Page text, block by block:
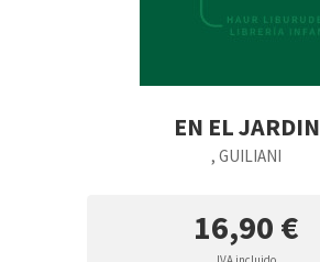
EN EL JARDIN
, GUILIANI
16,90 €